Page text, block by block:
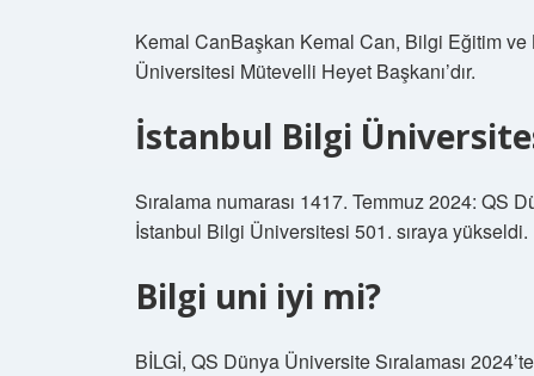
Kemal CanBaşkan Kemal Can, Bilgi Eğitim ve
Üniversitesi Mütevelli Heyet Başkanı’dır.
İstanbul Bilgi
Sıralama numarası 1417. Temmuz 2024: QS
İstanbul Bilgi Üniversitesi 501. sıraya yükseldi.
Bilgi uni iyi mi?
BİLGİ, QS Dünya Üniversite Sıralaması